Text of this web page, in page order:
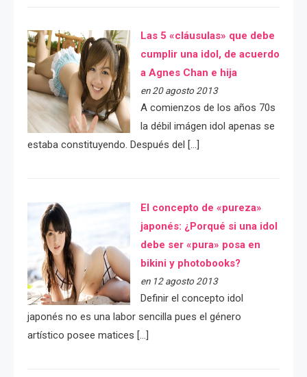
Las 5 «cláusulas» que debe
cumplir una idol, de acuerdo
a Agnes Chan e hija
en 20 agosto 2013
A comienzos de los años 70s
la débil imágen idol apenas se
estaba constituyendo. Después del […]
El concepto de «pureza»
japonés: ¿Porqué si una idol
debe ser «pura» posa en
bikini y photobooks?
en 12 agosto 2013
Definir el concepto idol
japonés no es una labor sencilla pues el género
artístico posee matices […]